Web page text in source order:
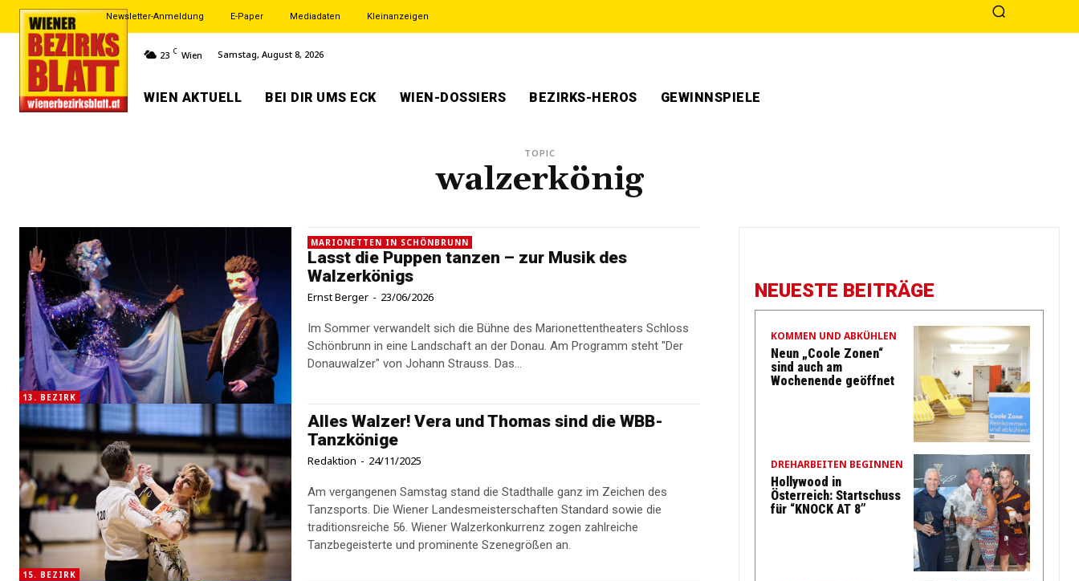
Newsletter-Anmeldung E-Paper Mediadaten Kleinanzeigen
23 C Wien Samstag, August 8, 2026
WIEN AKTUELL BEI DIR UMS ECK WIEN-DOSSIERS BEZIRKS-HEROS GEWINNSPIELE
TOPIC
walzerkönig
13. BEZIRK
MARIONETTEN IN SCHÖNBRUNN
Lasst die Puppen tanzen – zur Musik des
Walzerkönigs
Ernst Berger - 23/06/2026
Im Sommer verwandelt sich die Bühne des Marionettentheaters Schloss
Schönbrunn in eine Landschaft an der Donau. Am Programm steht "Der
Donauwalzer" von Johann Strauss. Das...
15. BEZIRK
Alles Walzer! Vera und Thomas sind die WBB-
Tanzkönige
Redaktion - 24/11/2025
Am vergangenen Samstag stand die Stadthalle ganz im Zeichen des
Tanzsports. Die Wiener Landesmeisterschaften Standard sowie die
traditionsreiche 56. Wiener Walzerkonkurrenz zogen zahlreiche
Tanzbegeisterte und prominente Szenegrößen an.
NEUESTE BEITRÄGE
KOMMEN UND ABKÜHLEN
Neun „Coole Zonen“
sind auch am
Wochenende geöffnet
DREHARBEITEN BEGINNEN
Hollywood in
Österreich: Startschuss
für “KNOCK AT 8”